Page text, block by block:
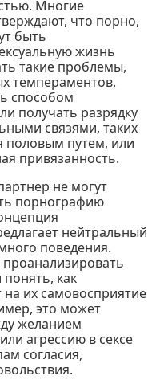
Многие
что порно,
быть
жизнь
такие проблемы,
темпераментов.
способом
получать разрядку
связями, таких
половым путем, или
привязанность.
не могут
порнографию
нейтральный
поведения.
как
их самовосприятие
это может
желанием
агрессию в сексе
согласия,